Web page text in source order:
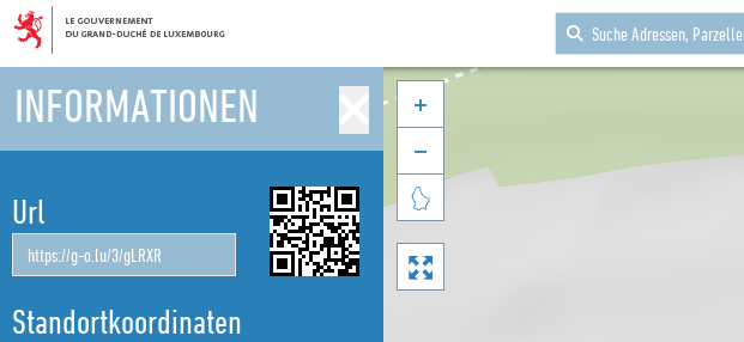
INFORMATIONEN
Url
Standortkoordinaten



